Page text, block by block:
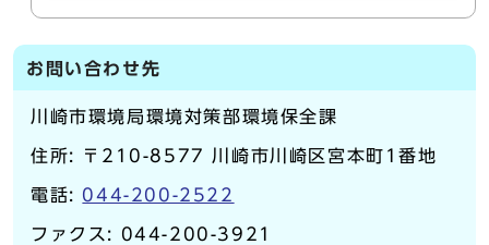
お問い合わせ先
川崎市環境局環境対策部環境保全課
住所: 〒210-8577 川崎市川崎区宮本町1番地
電話: 044-200-2522
ファクス: 044-200-3921